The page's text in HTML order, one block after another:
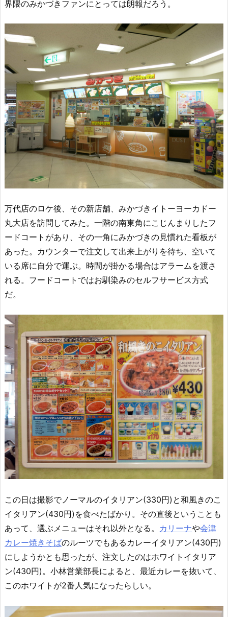
界隈のみかづきファンにとっては朗報だろう。
万代店のロケ後、その新店舗、みかづきイトーヨーカドー
丸大店を訪問してみた。一階の南東角にこじんまりしたフ
ードコートがあり、その一角にみかづきの見慣れた看板が
あった。カウンターで注文して出来上がりを待ち、空いて
いる席に自分で運ぶ。時間が掛かる場合はアラームを渡さ
れる。フードコートではお馴染みのセルフサービス方式
だ。
この日は撮影でノーマルのイタリアン(330円)と和風きのこ
イタリアン(430円)を食べたばかり。その直後ということも
あって、選ぶメニューはそれ以外となる。 カリーナや会津
カレー焼きそばのルーツでもあるカレーイタリアン(430円)
にしようかとも思ったが、注文したのはホワイトイタリア
ン(430円)。小林営業部長によると、最近カレーを抜いて、
このホワイトが2番人気になったらしい。